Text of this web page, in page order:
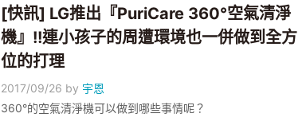
[快訊] LG推出『PuriCare 360°空氣清淨
機』!!連小孩子的周遭環境也一併做到全方
位的打理
2017/09/26 by 宇恩
360°的空氣清淨機可以做到哪些事情呢？